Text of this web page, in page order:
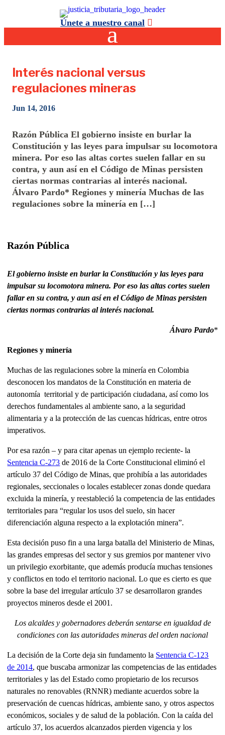
Únete a nuestro canal
Interés nacional versus
regulaciones mineras
Jun 14, 2016
Razón Pública El gobierno insiste en burlar la
Constitución y las leyes para impulsar su locomotora
minera. Por eso las altas cortes suelen fallar en su
contra, y aun así en el Código de Minas persisten
ciertas normas contrarias al interés nacional.
Álvaro Pardo* Regiones y minería Muchas de las
regulaciones sobre la minería en […]
Razón Pública
El gobierno insiste en burlar la Constitución y las leyes para
impulsar su locomotora minera. Por eso las altas cortes suelen
fallar en su contra, y aun así en el Código de Minas persisten
ciertas normas contrarias al interés nacional.
Álvaro Pardo*
Regiones y minería
Muchas de las regulaciones sobre la minería en Colombia
desconocen los mandatos de la Constitución en materia de
autonomía territorial y de participación ciudadana, así como los
derechos fundamentales al ambiente sano, a la seguridad
alimentaria y a la protección de las cuencas hídricas, entre otros
imperativos.
Por esa razón – y para citar apenas un ejemplo reciente- la
Sentencia C-273 de 2016 de la Corte Constitucional eliminó el
artículo 37 del Código de Minas, que prohibía a las autoridades
regionales, seccionales o locales establecer zonas donde quedara
excluida la minería, y reestableció la competencia de las entidades
territoriales para “regular los usos del suelo, sin hacer
diferenciación alguna respecto a la explotación minera”.
Esta decisión puso fin a una larga batalla del Ministerio de Minas,
las grandes empresas del sector y sus gremios por mantener vivo
un privilegio exorbitante, que además producía muchas tensiones
y conflictos en todo el territorio nacional. Lo que es cierto es que
sobre la base del irregular artículo 37 se desarrollaron grandes
proyectos mineros desde el 2001.
Los alcaldes y gobernadores deberán sentarse en igualdad de
condiciones con las autoridades mineras del orden nacional
La decisión de la Corte deja sin fundamento la Sentencia C-123
de 2014, que buscaba armonizar las competencias de las entidades
territoriales y las del Estado como propietario de los recursos
naturales no renovables (RNNR) mediante acuerdos sobre la
preservación de cuencas hídricas, ambiente sano, y otros aspectos
económicos, sociales y de salud de la población. Con la caída del
artículo 37, los acuerdos alcanzados pierden vigencia y los